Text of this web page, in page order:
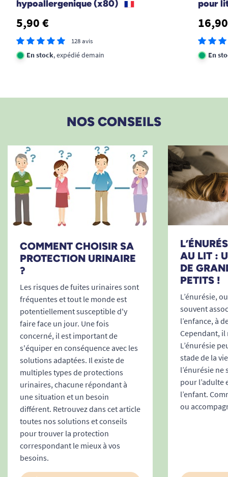
hypoallergenique (x80)
5,90 €
128 avis
En stock, expédié demain
pour
En
NOS CONSEILS
COMMENT CHOISIR SA
PROTECTION URINAIRE
?
Les risques de fuites urinaires sont
fréquentes et tout le monde est
potentiellement susceptible d'y
faire face un jour. Une fois
concerné, il est important de
s'équiper en conséquence avec les
solutions adaptées. Il existe de
multiples types de protections
urinaires, chacune répondant à
une situation et un besoin
différent. Retrouvez dans cet article
toutes nos solutions et conseils
pour trouver la protection
correspondant le mieux à vos
besoins.
AU LIT :
DE
PETITS !
L’énurésie,
souvent
l’enfance, à
Cependant, il
L’énurésie
stade de la
l’énurésie ne
pour l’adulte
l’enfant.
ou